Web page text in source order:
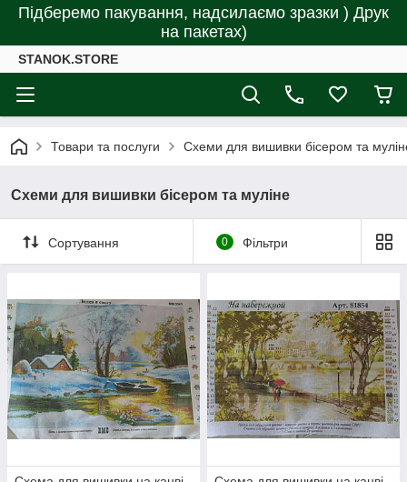
Підберемо пакування, надсилаємо зразки ) Друк
на пакетах)
STANOK.STORE
Товари та послуги Схеми для вишивки бісером та
Схеми для вишивки бісером та муліне
Сортування 0 Фільтри